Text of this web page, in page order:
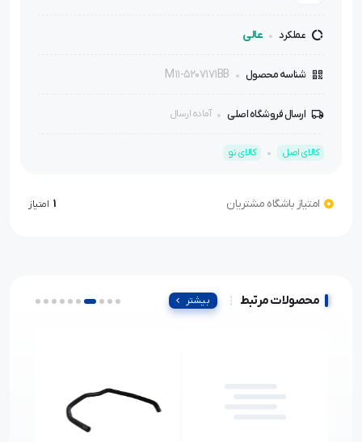
عملکرد عالی
شناسه محصول M11-5207171BB
ارسال فروشگاه اصلی آماده ارسال
کالای اصل کالای نو
امتیاز باشگاه مشتریان 1 امتیاز
محصولات مرتبط بیشتر